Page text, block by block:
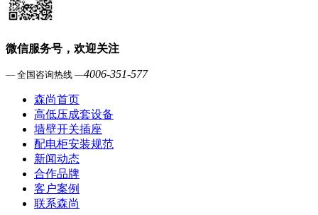
微信服务号，欢迎关注
— 全国咨询热线 —4006-351-577
森尚首页
高低压成套设备
墙壁开关插座
配电柜安装规范
新闻动态
合作品牌
客户案例
联系森尚